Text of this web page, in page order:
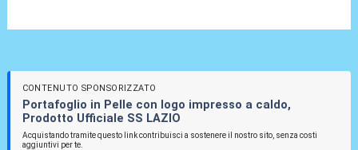
CONTENUTO SPONSORIZZATO
Portafoglio in Pelle con logo impresso a caldo,
Prodotto Ufficiale SS LAZIO
Acquistando tramite questo link contribuisci a sostenere il nostro sito, senza costi
aggiuntivi per te.